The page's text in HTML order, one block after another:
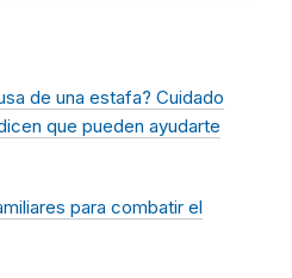
de una estafa? Cuidado
que pueden ayudarte
para combatir el